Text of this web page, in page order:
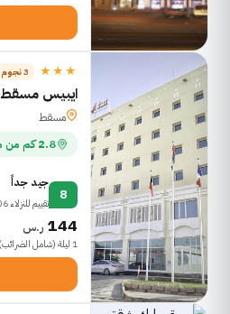
★★★ 3 نجوم
ايبيس مسقط
مسقط
2.8 كم من مول عُمان
8
جيد جداً
تقييم للنزلاء 2,906
144 ر.س
1 ليلة (شامل الضرائب) · 1 غرفة